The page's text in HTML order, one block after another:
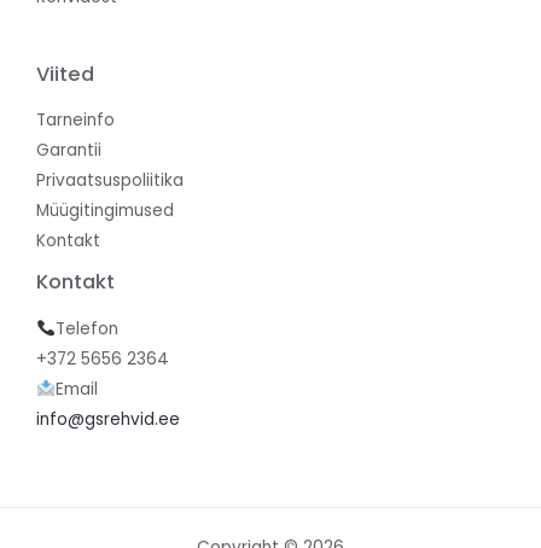
Viited
Tarneinfo
Garantii
Privaatsuspoliitika
Müügitingimused
Kontakt
Kontakt
Telefon
+372 5656 2364
Email
info@gsrehvid.ee